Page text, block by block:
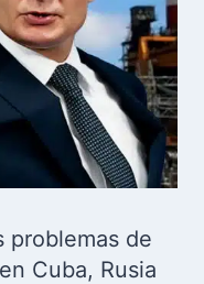
problemas de
Cuba, Rusia